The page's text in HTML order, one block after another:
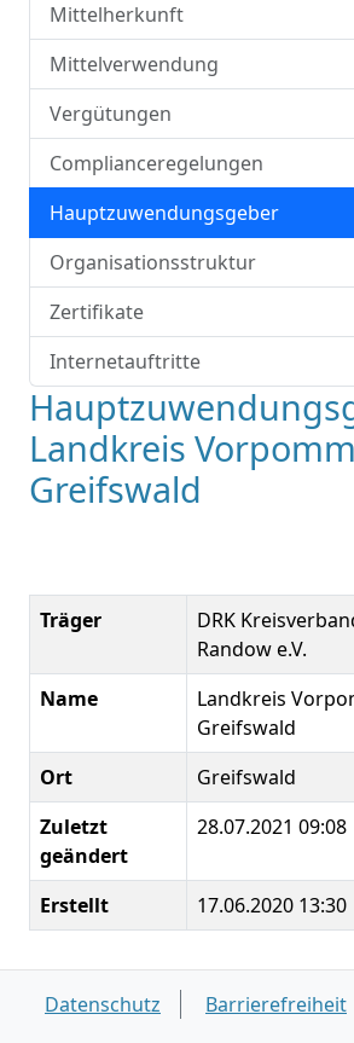
Mittelherkunft
Mittelverwendung
Vergütungen
Complianceregelungen
Hauptzuwendungsgeber
Organisationsstruktur
Zertifikate
Internetauftritte
Landkreis
Greifswald
Träger
DRK
Randow e.V.
Name
Landkreis
Greifswald
Ort
Greifswald
Zuletzt
geändert
28.07.2021 09:08
Erstellt 17.06.2020 13:30
Datenschutz Barrierefreiheit